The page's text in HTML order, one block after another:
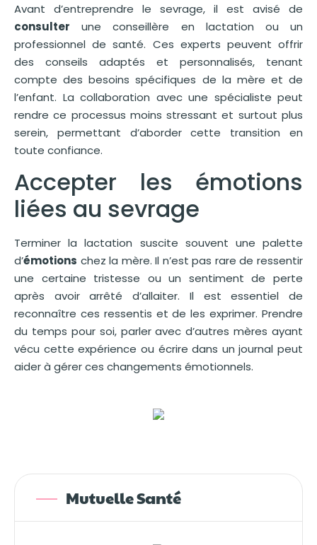
Avant d’entreprendre le sevrage, il est avisé de
consulter une conseillère en lactation ou un
professionnel de santé. Ces experts peuvent offrir
des conseils adaptés et personnalisés, tenant
compte des besoins spécifiques de la mère et de
l’enfant. La collaboration avec une spécialiste peut
rendre ce processus moins stressant et surtout plus
serein, permettant d’aborder cette transition en
toute confiance.
Accepter les émotions
liées au sevrage
Terminer la lactation suscite souvent une palette
d’émotions chez la mère. Il n’est pas rare de ressentir
une certaine tristesse ou un sentiment de perte
après avoir arrêté d’allaiter. Il est essentiel de
reconnaître ces ressentis et de les exprimer. Prendre
du temps pour soi, parler avec d’autres mères ayant
vécu cette expérience ou écrire dans un journal peut
aider à gérer ces changements émotionnels.
Mutuelle Santé